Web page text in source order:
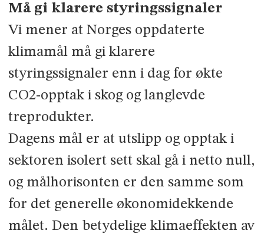
Må gi klarere styringssignaler
Vi mener at Norges oppdaterte
klimamål må gi klarere
styringssignaler enn i dag for økte
CO2-opptak i skog og langlevde
treprodukter.
Dagens mål er at utslipp og opptak i
sektoren isolert sett skal gå i netto null,
og målhorisonten er den samme som
for det generelle økonomidekkende
målet. Den betydelige klimaeffekten av